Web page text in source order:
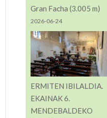
Gran Facha (3.005 m)
2026-06-24
ERMITEN IBILALDIA.
EKAINAK 6.
MENDEBALDEKO